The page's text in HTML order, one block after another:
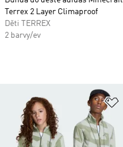
Terrex 2 Layer Climaproof
Děti TERREX
2 barvy/ev